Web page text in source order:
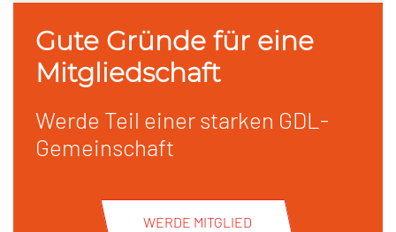
Gute Gründe für eine
Mitgliedschaft
Werde Teil einer starken GDL-
Gemeinschaft
WERDE MITGLIED